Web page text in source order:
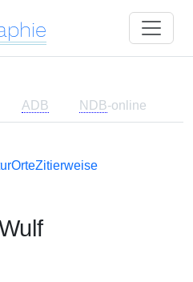
ADB NDB-online
OrteZitierweise